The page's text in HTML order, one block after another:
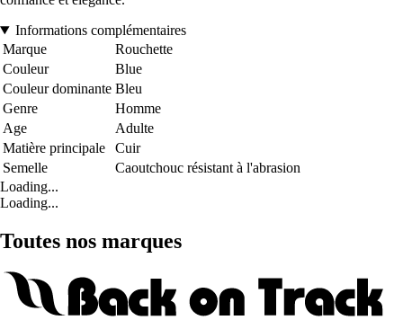
Informations complémentaires
Marque
Rouchette
Couleur
Blue
Couleur dominante Bleu
Genre
Homme
Age
Adulte
Matière principale
Cuir
Semelle
Caoutchouc résistant à l'abrasion
Loading...
Loading...
Toutes nos marques